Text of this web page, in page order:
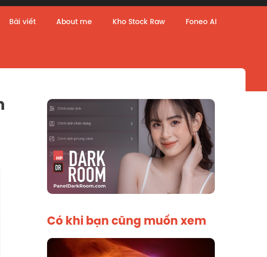
Bài viết About me Kho Stock Raw Foneo AI
Có khi bạn cũng muốn xem